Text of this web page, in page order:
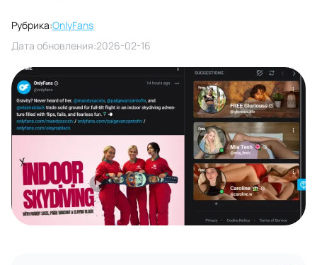
Рубрика:OnlyFans
Дата обновления:2026-02-16